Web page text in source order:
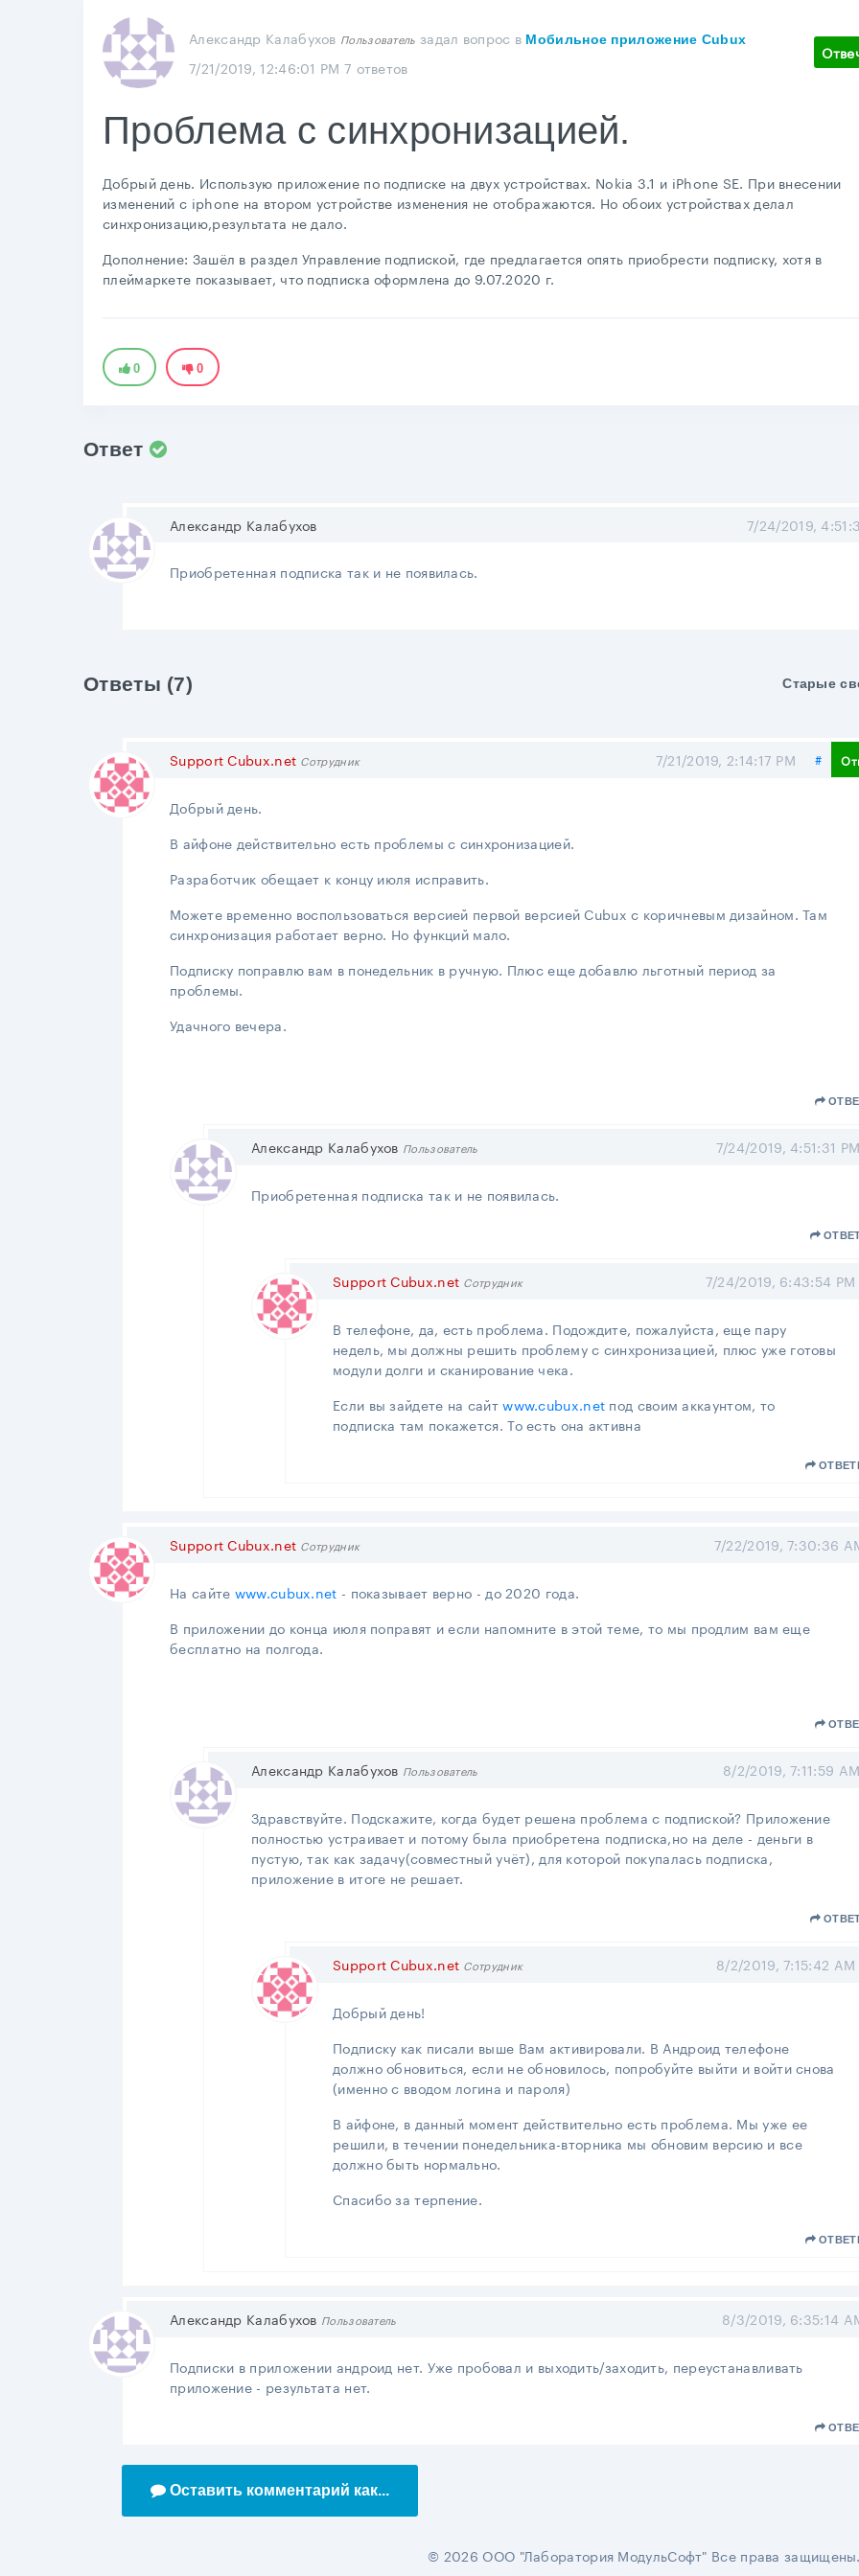
Александр Калабухов Пользователь задал вопрос в Мобильное приложение Cubux
7/21/2019, 12:46:01 PM 7 ответов
Проблема с синхронизацией.
Добрый день. Использую приложение по подписке на двух устройствах. Nokia 3.1 и iPhone SE. При внесении
изменений с iphone на втором устройстве изменения не отображаются. Но обоих устройствах делал
синхронизацию,результата не дало.
Дополнение: Зашёл в раздел Управление подпиской, где предлагается опять приобрести подписку, хотя в
плеймаркете показывает, что подписка оформлена до 9.07.2020 г.
0 0
Ответ
Александр Калабухов 7/24/2019,
Приобретенная подписка так и не появилась.
Ответы (7) Старые
Support Cubux.net Сотрудник #
7/21/2019, 2:14:17 PM
Добрый день.
В айфоне действительно есть проблемы с синхронизацией.
Разработчик обещает к концу июля исправить.
Можете временно воспользоваться версией первой версией Cubux с коричневым дизайном. Там
синхронизация работает верно. Но функций мало.
Подписку поправлю вам в понедельник в ручную. Плюс еще добавлю льготный период за
проблемы.
Удачного вечера.
Александр Калабухов Пользователь 7/24/2019, 4:51:31 PM
Приобретенная подписка так и не появилась.
Support Cubux.net Сотрудник 7/24/2019, 6:43:54 PM
В телефоне, да, есть проблема. Подождите, пожалуйста, еще пару
недель, мы должны решить проблему с синхронизацией, плюс уже готовы
модули долги и сканирование чека.
Если вы зайдете на сайтwww.cubux.net под своим аккаунтом, то
подписка там покажется. То есть она активна
Support Cubux.net Сотрудник 7/22/2019, 7:30:36
На сайте www.cubux.net - показывает верно - до 2020 года.
В приложении до конца июля поправят и если напомните в этой теме, то мы продлим вам еще
бесплатно на полгода.
Александр Калабухов Пользователь 8/2/2019, 7:11:59 AM
Здравствуйте. Подскажите, когда будет решена проблема с подпиской? Приложение
полностью устраивает и потому была приобретена подписка,но на деле - деньги в
пустую, так как задачу(совместный учёт), для которой покупалась подписка,
приложение в итоге не решает.
Support Cubux.net Сотрудник 8/2/2019, 7:15:42 AM
Добрый день!
Подписку как писали выше Вам активировали. В Андроид телефоне
должно обновиться, если не обновилось, попробуйте выйти и войти снова
(именно с вводом логина и пароля)
В айфоне, в данный момент действительно есть проблема. Мы уже ее
решили, в течении понедельника-вторника мы обновим версию и все
должно быть нормально.
Спасибо за терпение.
Александр Калабухов Пользователь 8/3/2019, 6:35:14
Подписки в приложении андроид нет. Уже пробовал и выходить/заходить, переустанавливать
приложение - результата нет.
Оставить комментарий как...
© 2026 ООО "Лаборатория МодульСофт" Все права защищены.